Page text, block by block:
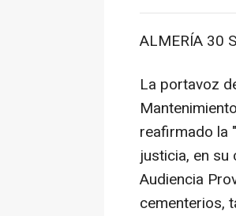
ALMERÍA 30
La portavoz
reafirmado la
justicia, en
Audiencia
cementerios,